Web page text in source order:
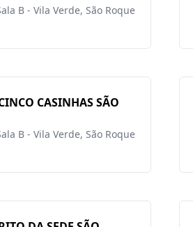
B - Vila Verde, São Roque
CASINHAS SÃO
B - Vila Verde, São Roque